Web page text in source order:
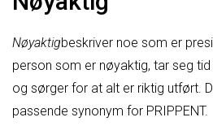
Nøyaktigbeskriver noe som er
person som er nøyaktig, tar seg
og sørger for at alt er riktig utført.
passende synonym for PRIPPENT.